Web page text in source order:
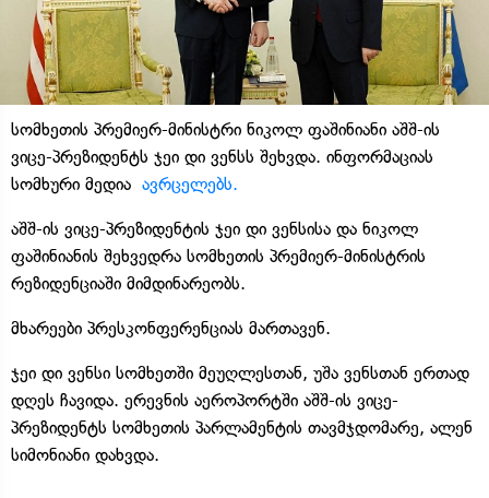
სომხეთის პრემიერ-მინისტრი ნიკოლ ფაშინიანი აშშ-ის
ვიცე-პრეზიდენტს ჯეი დი ვენსს შეხვდა. ინფორმაციას
სომხური მედია ავრცელებს.
აშშ-ის ვიცე-პრეზიდენტის ჯეი დი ვენსისა და ნიკოლ
ფაშინიანის შეხვედრა სომხეთის პრემიერ-მინისტრის
რეზიდენციაში მიმდინარეობს.
მხარეები პრესკონფერენციას მართავენ.
ჯეი დი ვენსი სომხეთში მეუღლესთან, უშა ვენსთან ერთად
დღეს ჩავიდა. ერევნის აეროპორტში აშშ-ის ვიცე-
პრეზიდენტს სომხეთის პარლამენტის თავმჯდომარე, ალენ
სიმონიანი დახვდა.